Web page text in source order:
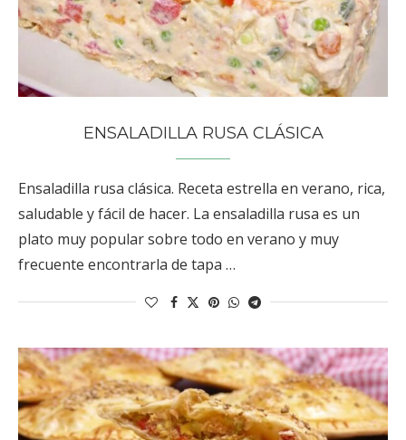
ENSALADILLA RUSA CLÁSICA
Ensaladilla rusa clásica. Receta estrella en verano, rica,
saludable y fácil de hacer. La ensaladilla rusa es un
plato muy popular sobre todo en verano y muy
frecuente encontrarla de tapa …